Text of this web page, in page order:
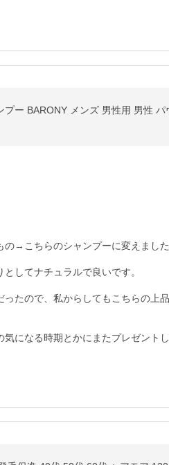
プー BARONY メンズ 男性用 男性
→こちらのシャンプーに変えました
してナチュラルで良いです。
たので、私からしてもこちらの上
になる時期とかにまたプレゼントし